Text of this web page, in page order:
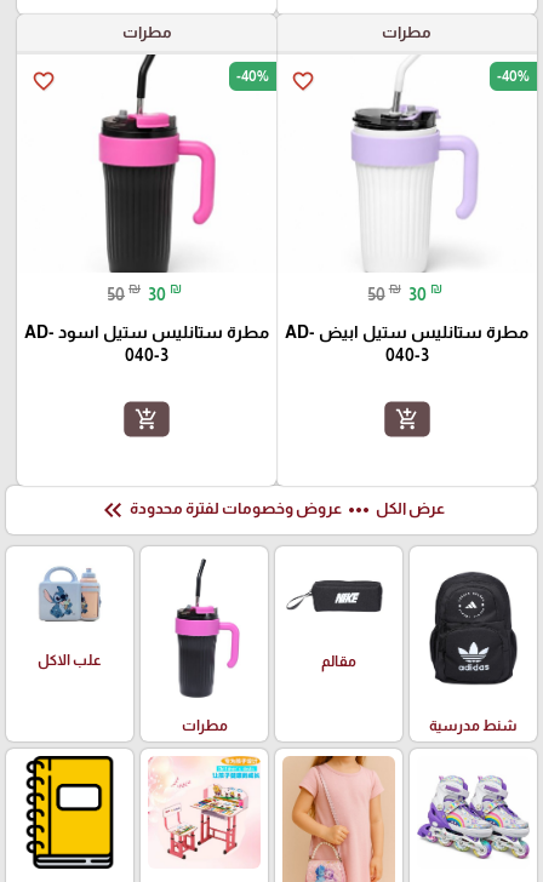
مطرات
favorite_border -40%
50 ₪ 30 ₪
مطرة ستانليس ستيل ابيض AD-
040-3
add_shopping_cart
مطرات
favorite_border -40%
50 ₪ 30 ₪
مطرة ستانليس ستيل اسود AD-
040-3
add_shopping_cart
عرض الكل more_horiz عروض وخصومات لفترة محدودة keyboard_double_arrow_left
شنط مدرسية
مقالم
مطرات
علب الاكل